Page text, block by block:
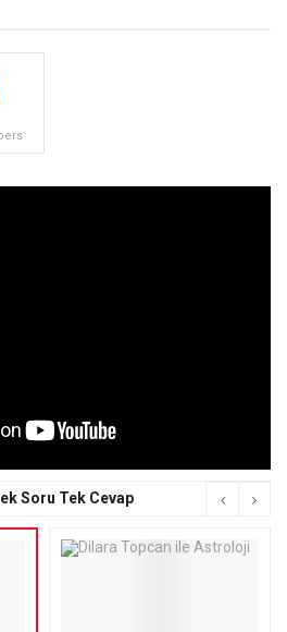
Soru Tek Cevap